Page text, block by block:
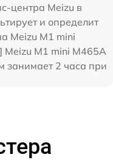
центра Meizu в
и определит
Meizu M1 mini
M1 mini M465A
занимает 2 часа при